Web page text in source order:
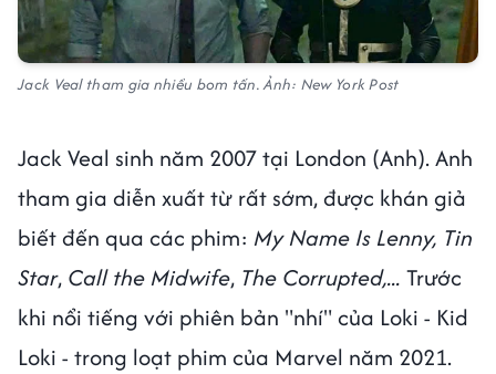
Jack Veal tham gia nhiều bom tấn. Ảnh: New York Post
Jack Veal sinh năm 2007 tại London (Anh). Anh
tham gia diễn xuất từ rất sớm, được khán giả
biết đến qua các phim: My Name Is Lenny, Tin
Star, Call the Midwife, The Corrupted,... Trước
khi nổi tiếng với phiên bản "nhí" của Loki - Kid
Loki - trong loạt phim của Marvel năm 2021.